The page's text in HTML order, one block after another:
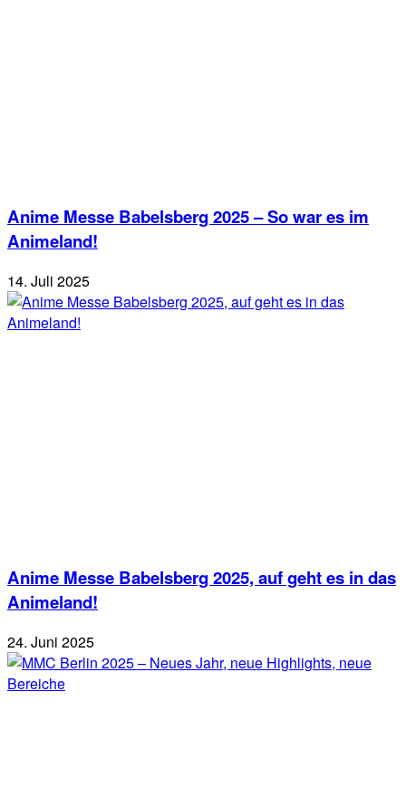
Anime Messe Babelsberg 2025 – So war es im
Animeland!
14. Juli 2025
Anime Messe Babelsberg 2025, auf geht es in das
Animeland!
24. Juni 2025